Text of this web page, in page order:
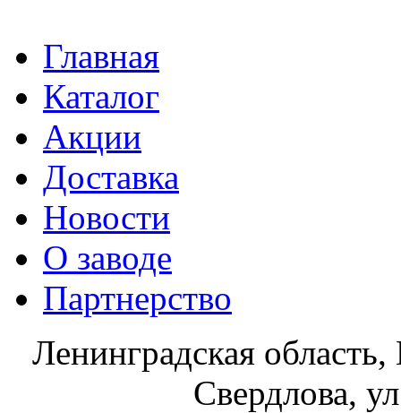
Главная
Каталог
Акции
Доставка
Новости
О заводе
Партнерство
Ленинградская
Свердлова,